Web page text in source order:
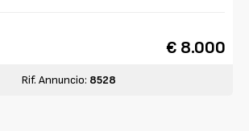
€ 8.000
Rif. Annuncio: 8528